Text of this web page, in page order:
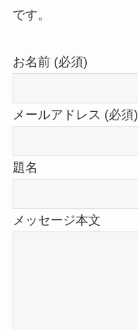
です。
お名前 (必須)
メールアドレス (必須)
題名
メッセージ本文